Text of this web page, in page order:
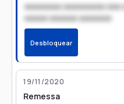
xxxxxxxx xxxxxxxxx
xxxxx xxxxxx xxxxxxx
Desbloquear
19/11/2020
Remessa